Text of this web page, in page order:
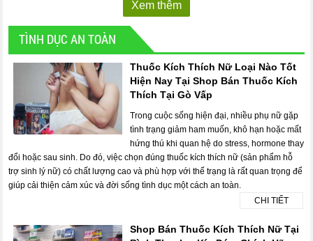
Xem thêm
TÌNH DỤC AN TOÀN
Thuốc Kích Thích Nữ Loại Nào Tốt
Hiện Nay Tại Shop Bán Thuốc Kích
Thích Tại Gò Vấp
Trong cuộc sống hiện đại, nhiều phụ nữ gặp
tình trạng giảm ham muốn, khô hạn hoặc mất
hứng thú khi quan hệ do stress, hormone thay
đổi hoặc sau sinh. Do đó, việc chọn đúng thuốc kích thích nữ (sản phẩm hỗ
trợ sinh lý nữ) có chất lượng cao và phù hợp với thể trạng là rất quan trọng để
giúp cải thiện cảm xúc và đời sống tình dục một cách an toàn.
CHI TIẾT
Shop Bán Thuốc Kích Thích Nữ Tại